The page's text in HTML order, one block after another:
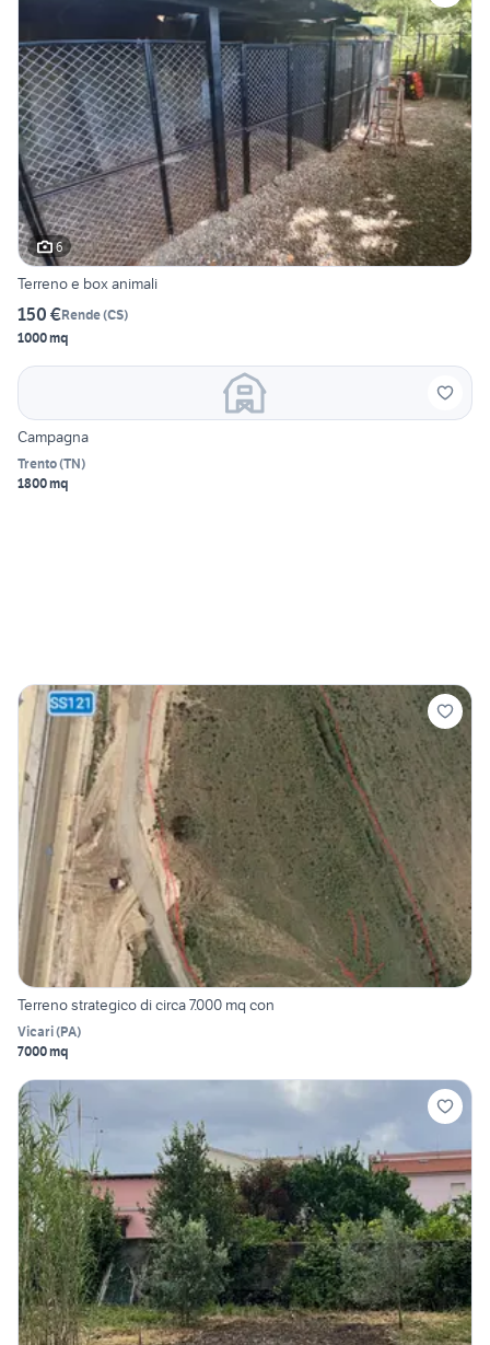
6
Terreno e box animali
150 €Rende(CS)
1000 mq
Campagna
Trento(TN)
1800 mq
Terreno strategico di circa 7.000 mq con
Vicari(PA)
7000 mq